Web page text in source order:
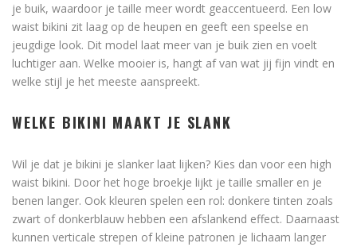
je buik, waardoor je taille meer wordt geaccentueerd. Een low
waist bikini zit laag op de heupen en geeft een speelse en
jeugdige look. Dit model laat meer van je buik zien en voelt
luchtiger aan. Welke mooier is, hangt af van wat jij fijn vindt en
welke stijl je het meeste aanspreekt.
WELKE BIKINI MAAKT JE SLANK
Wil je dat je bikini je slanker laat lijken? Kies dan voor een high
waist bikini. Door het hoge broekje lijkt je taille smaller en je
benen langer. Ook kleuren spelen een rol: donkere tinten zoals
zwart of donkerblauw hebben een afslankend effect. Daarnaast
kunnen verticale strepen of kleine patronen je lichaam langer